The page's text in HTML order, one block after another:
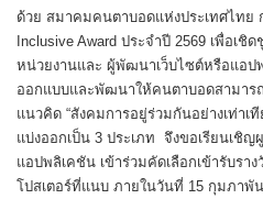
ด้วย สมาคมคนตาบอดแห่งประเทศไทย
Inclusive Award ประจำปี 2569 เพื่อเชิ
หน่วยงานและ ผู้พัฒนาเว็บไซต์หรือแอ
ออกแบบและพัฒนาให้คนตาบอดสามาร
แนวคิด “สังคมการอยู่ร่วมกันอย่างเท่าเ
แบ่งออกเป็น 3 ประเภท จึงขอเรียนเชิญ
แอปพลิเคชัน เข้าร่วมคัดเลือกเข้ารับรา
โปสเตอร์ที่แนบ ภายในวันที่ 15 กุมภาพั